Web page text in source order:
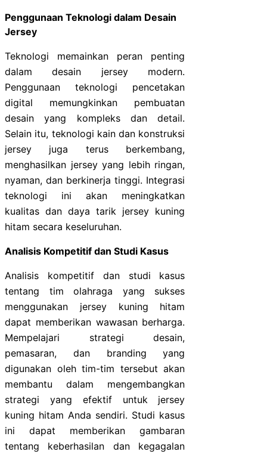
Penggunaan Teknologi dalam Desain
Jersey
Teknologi memainkan peran penting
dalam desain jersey modern.
Penggunaan teknologi pencetakan
digital memungkinkan pembuatan
desain yang kompleks dan detail.
Selain itu, teknologi kain dan konstruksi
jersey juga terus berkembang,
menghasilkan jersey yang lebih ringan,
nyaman, dan berkinerja tinggi. Integrasi
teknologi ini akan meningkatkan
kualitas dan daya tarik jersey kuning
hitam secara keseluruhan.
Analisis Kompetitif dan Studi Kasus
Analisis kompetitif dan studi kasus
tentang tim olahraga yang sukses
menggunakan jersey kuning hitam
dapat memberikan wawasan berharga.
Mempelajari strategi desain,
pemasaran, dan branding yang
digunakan oleh tim-tim tersebut akan
membantu dalam mengembangkan
strategi yang efektif untuk jersey
kuning hitam Anda sendiri. Studi kasus
ini dapat memberikan gambaran
tentang keberhasilan dan kegagalan